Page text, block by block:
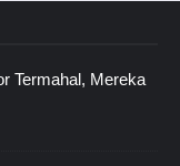
Termahal, Mereka